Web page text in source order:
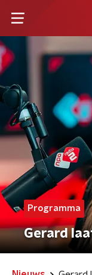
Programma
Gerard